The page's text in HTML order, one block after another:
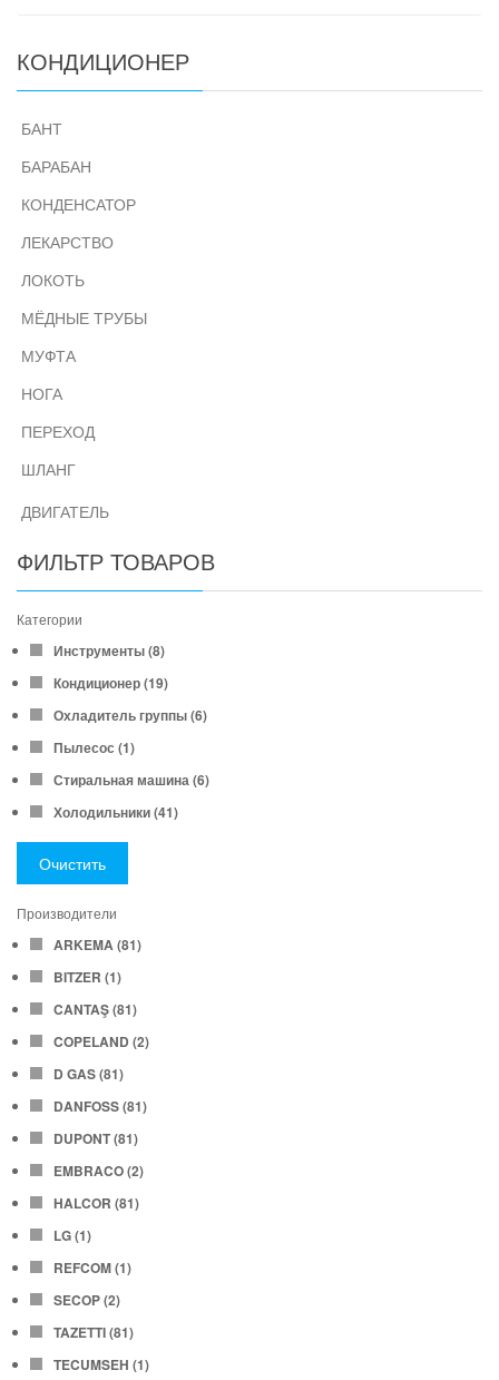
КОНДИЦИОНЕР
БАНТ
БАРАБАН
КОНДЕНСАТОР
ЛЕКАРСТВО
ЛОКОТЬ
МЁДНЫЕ ТРУБЫ
МУФТА
НОГА
ПЕРЕХОД
ШЛАНГ
ДВИГАТЕЛЬ
ФИЛЬТР ТОВАРОВ
Категории
Инструменты(8)
Кондиционер(19)
Охладитель группы(6)
Пылесос(1)
Стиральная машина(6)
Холодильники(41)
Очистить
Производители
ARKEMA(81)
BITZER (1)
CANTAŞ(81)
COPELAND (2)
D GAS(81)
DANFOSS(81)
DUPONT(81)
EMBRACO(2)
HALCOR (81)
LG(1)
REFCOM(1)
SECOP(2)
TAZETTI(81)
TECUMSEH (1)